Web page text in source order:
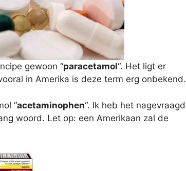
gewoon “paracetamol“. Het ligt er
in Amerika is deze term erg onbekend.
“acetaminophen“. Ik heb het nagevraagd
woord. Let op: een Amerikaan zal de